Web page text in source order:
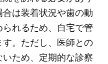
は装着状況や歯の動
れるため、自宅で管
。ただし、医師との
ため、定期的な診察